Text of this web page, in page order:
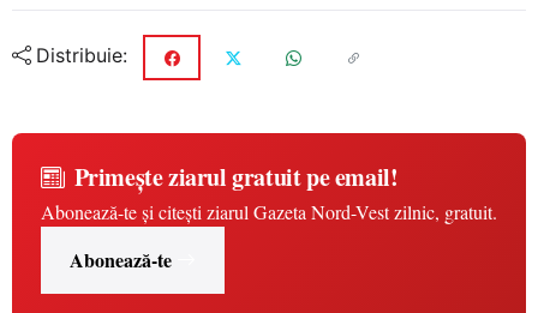
Distribuie:
Primește ziarul gratuit pe email!
Abonează-te și citești ziarul Gazeta Nord-Vest zilnic, gratuit.
Abonează-te